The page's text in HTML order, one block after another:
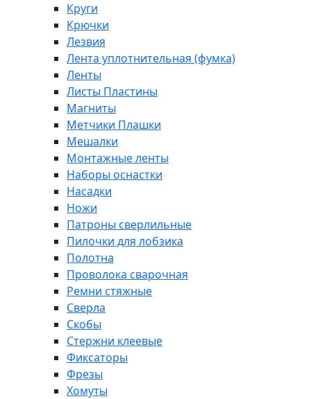
Круги
Крючки
Лезвия
Лента уплотнительная (фумка)
Ленты
Листы Пластины
Магниты
Метчики Плашки
Мешалки
Монтажные ленты
Наборы оснастки
Насадки
Ножи
Патроны сверлильные
Пилочки для лобзика
Полотна
Проволока сварочная
Ремни стяжные
Сверла
Скобы
Стержни клеевые
Фиксаторы
Фрезы
Хомуты